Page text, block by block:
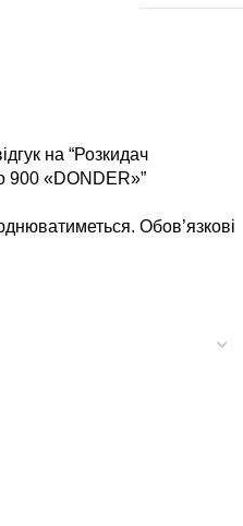
на “Розкидач
900 «DONDER»”
Обов’язкові